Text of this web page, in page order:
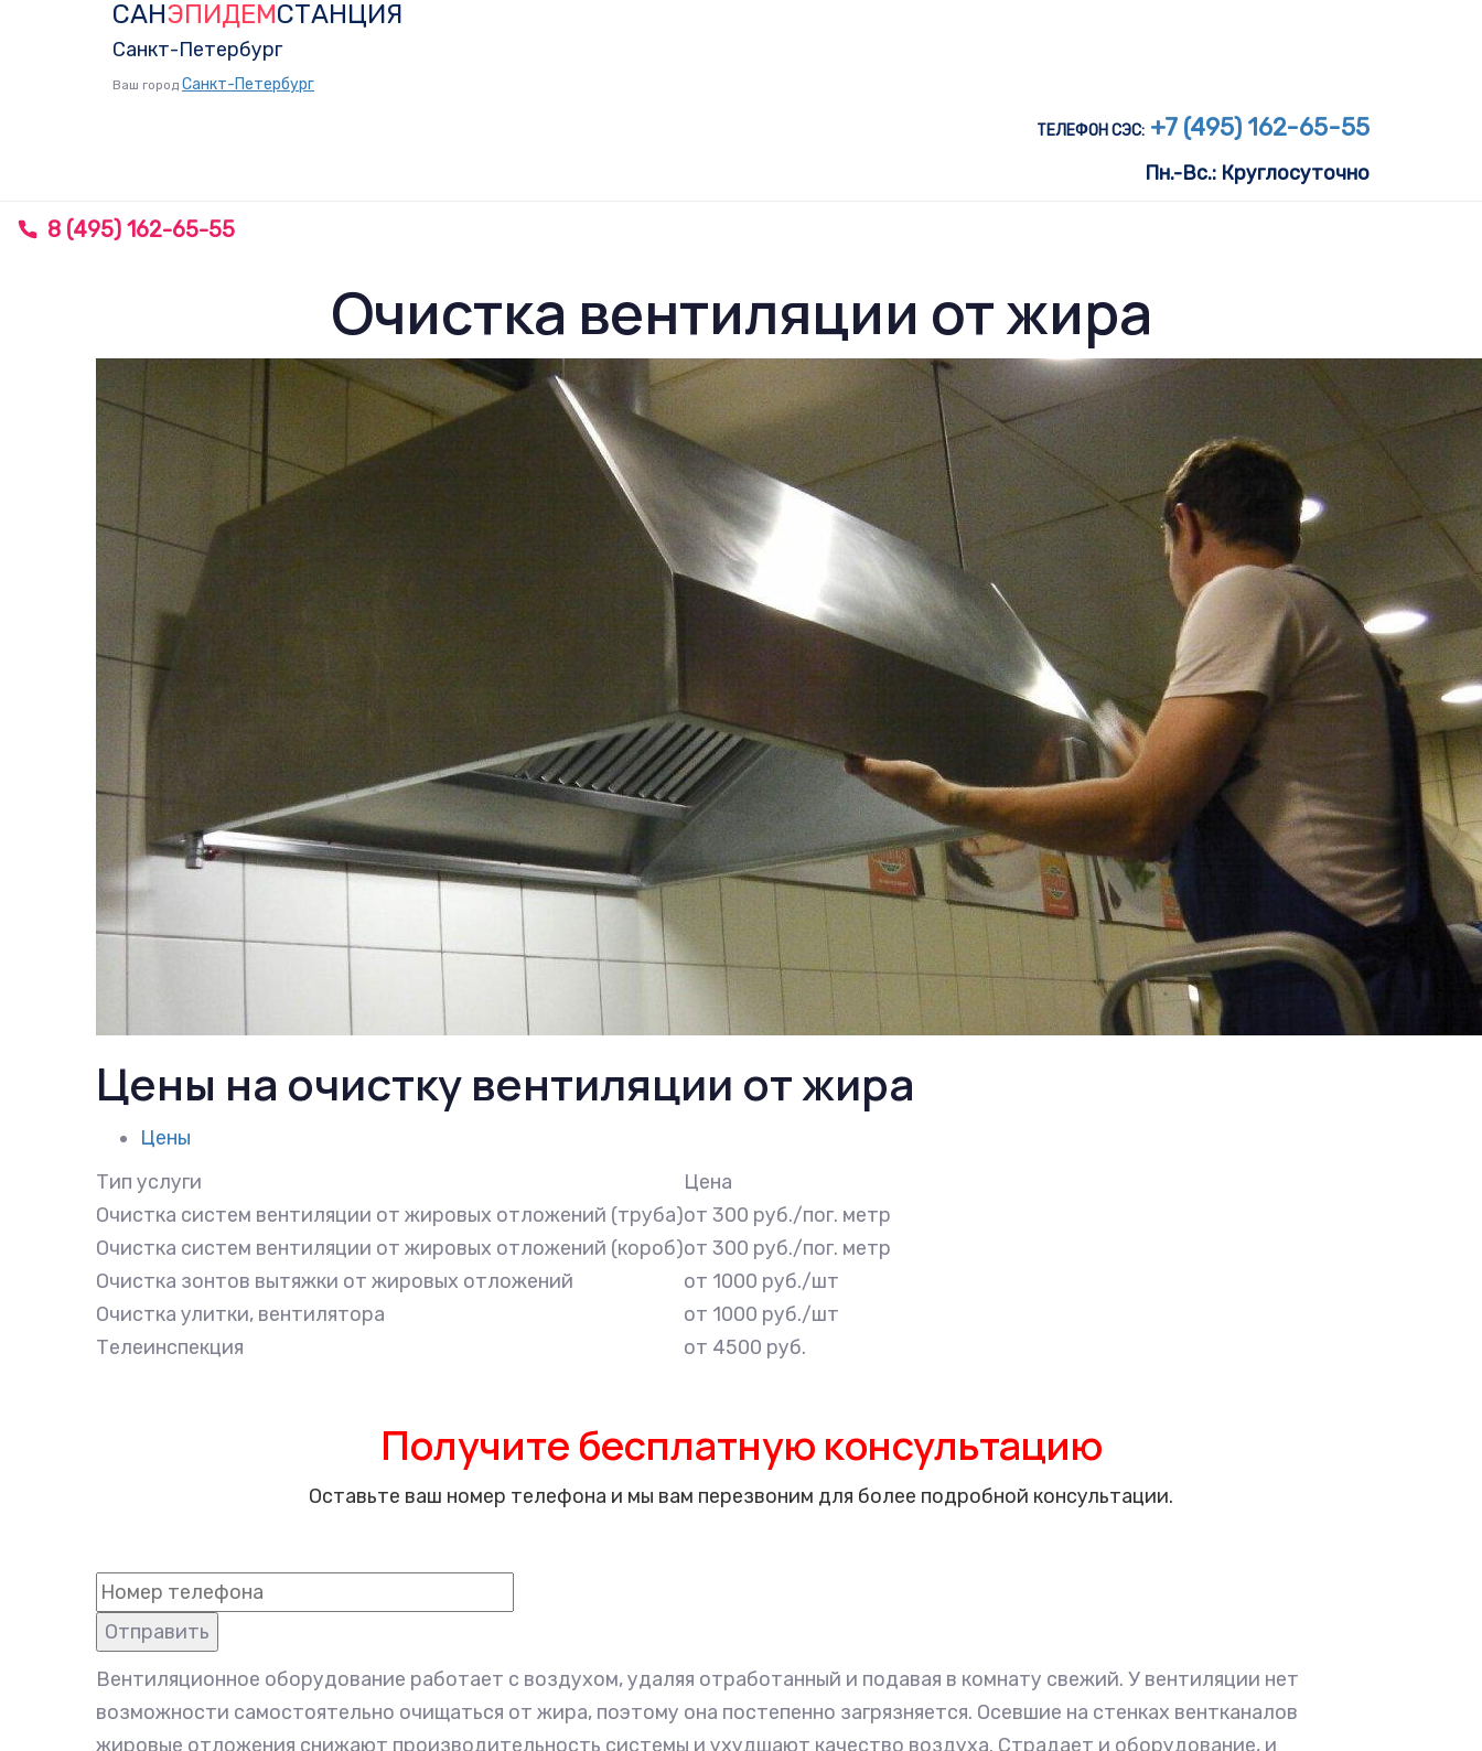
content
САНЭПИДЕМСТАНЦИЯ
Санкт-Петербург
Ваш город Санкт-Петербург
ТЕЛЕФОН СЭС: +7 (495) 162-65-55
Пн.-Вс.: Круглосуточно
8 (495) 162-65-55
Очистка вентиляции от жира
Цены на очистку вентиляции от жира
Цены
Тип услуги
Цена
Очистка систем вентиляции от жировых отложений (труба)от 300 руб./пог. метр
Очистка систем вентиляции от жировых отложений (короб)от 300 руб./пог. метр
Очистка зонтов вытяжки от жировых отложений
от 1000 руб./шт
Очистка улитки, вентилятора
от 1000 руб./шт
Телеинспекция
от 4500 руб.
Получите бесплатную консультацию
Оставьте ваш номер телефона и мы вам перезвоним для более подробной консультации.
Вентиляционное оборудование работает с воздухом, удаляя отработанный и подавая в комнату свежий. У вентиляции нет
возможности самостоятельно очищаться от жира, поэтому она постепенно загрязняется. Осевшие на стенках вентканалов
жировые отложения снижают производительность системы и ухудшают качество воздуха. Страдает и оборудование, и